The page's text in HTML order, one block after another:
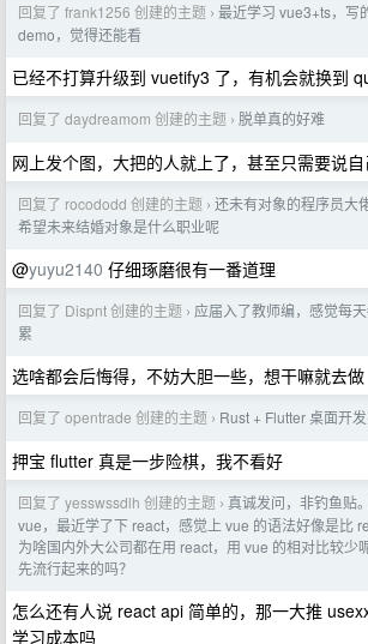
回复了 frank1256 创建的主题 › 最近学习 vue3+ts，写
demo，觉得还能看
已经不打算升级到 vuetify3 了，有机会就换到
回复了 daydreamom 创建的主题 › 脱单真的好难
网上发个图，大把的人就上了，甚至只需要说
回复了 rocododd 创建的主题 › 还未有对象的程序员大
希望未来结婚对象是什么职业呢
@yuyu2140 仔细琢磨很有一番道理
回复了 Dispnt 创建的主题 › 应届入了教师编，感觉每
累
选啥都会后悔得，不妨大胆一些，想干嘛就去做
回复了 opentrade 创建的主题 › Rust + Flutter 桌面开
押宝 flutter 真是一步险棋，我不看好
回复了 yesswssdlh 创建的主题 › 真诚发问，非钓鱼贴
vue，最近学了下 react，感觉上 vue 的语法好像是比
为啥国内外大公司都在用 react，用 vue 的相对比较少
先流行起来的吗？
怎么还有人说 react api 简单的，那一大推
学习成本吗